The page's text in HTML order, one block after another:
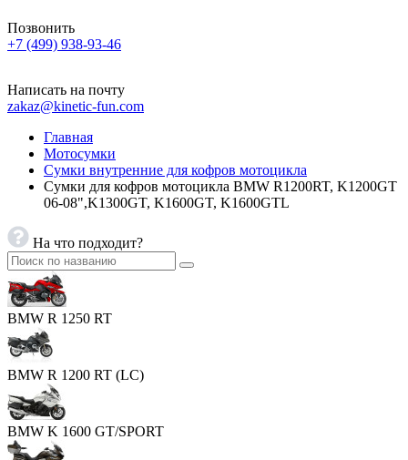
Позвонить
+7 (499) 938-93-46
Написать на почту
zakaz@kinetic-fun.com
Главная
Мотосумки
Сумки внутренние для кофров мотоцикла
Сумки для кофров мотоцикла BMW R1200RT, K1200GT
06-08",K1300GT, K1600GT, K1600GTL
На что подходит?
BMW R 1250 RT
BMW R 1200 RT (LC)
BMW K 1600 GT/SPORT